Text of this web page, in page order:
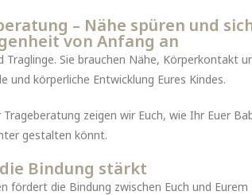
– Nähe spüren und
von Anfang an
Traglinge. Sie brauchen Nähe, Körperkontakt
und körperliche Entwicklung Eures Kindes.
Trageberatung zeigen wir Euch, wie Ihr Euer
gestalten könnt.
Bindung stärkt
fördert die Bindung zwischen Euch und